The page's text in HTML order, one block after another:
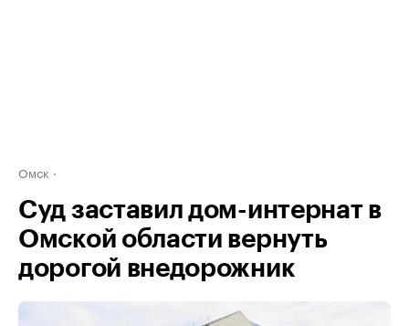
Омск
Суд заставил дом-интернат в
Омской области вернуть
дорогой внедорожник